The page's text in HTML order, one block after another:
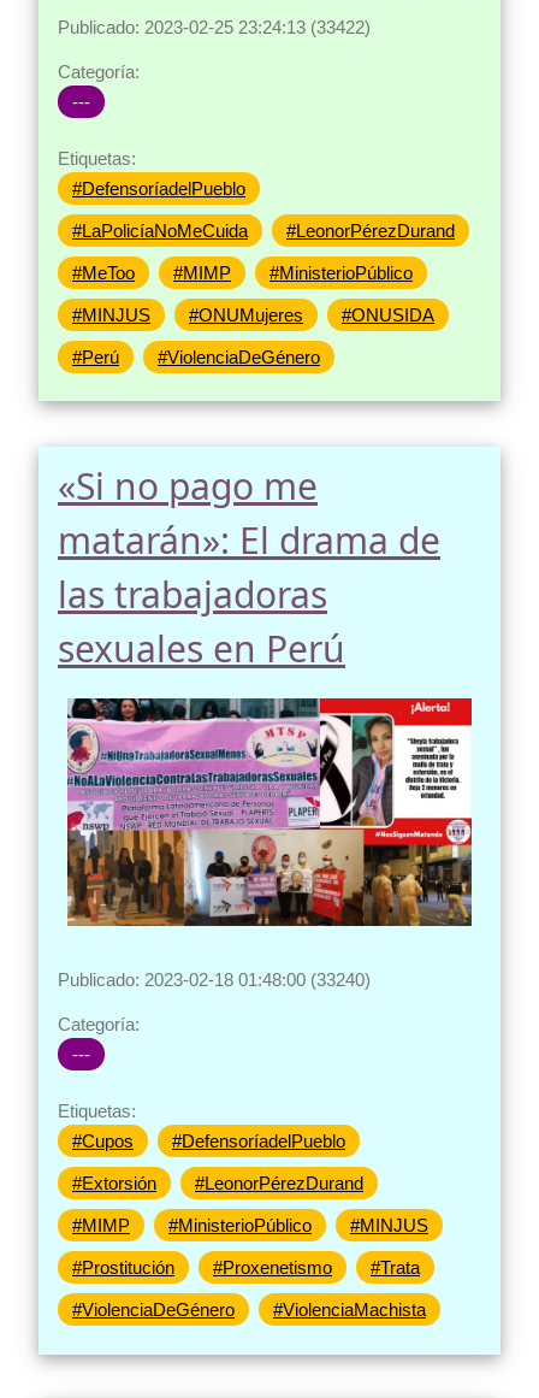
Publicado: 2023-02-25 23:24:13 (33422)
Categoría:
---
Etiquetas:
#DefensoríadelPueblo
#LaPolicíaNoMeCuida #LeonorPérezDurand
#MeToo #MIMP #MinisterioPúblico
#MINJUS #ONUMujeres #ONUSIDA
#Perú #ViolenciaDeGénero
«Si no pago me
matarán»: El drama de
las trabajadoras
sexuales en Perú
Publicado: 2023-02-18 01:48:00 (33240)
Categoría:
---
Etiquetas:
#Cupos
#DefensoríadelPueblo
#Extorsión #LeonorPérezDurand
#MIMP #MinisterioPúblico #MINJUS
#Prostitución #Proxenetismo #Trata
#ViolenciaDeGénero #ViolenciaMachista